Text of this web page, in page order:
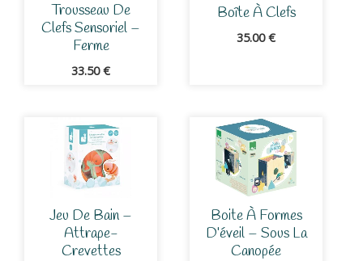
Trousseau De
Clefs Sensoriel –
Ferme
33.50€
Boîte À Clefs
35.00€
Jeu De Bain –
Attrape-
Crevettes
Boite À Formes
D’éveil – Sous La
Canopée